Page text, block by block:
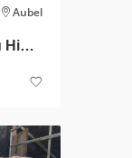
Aubel
Jeune taureau Highland